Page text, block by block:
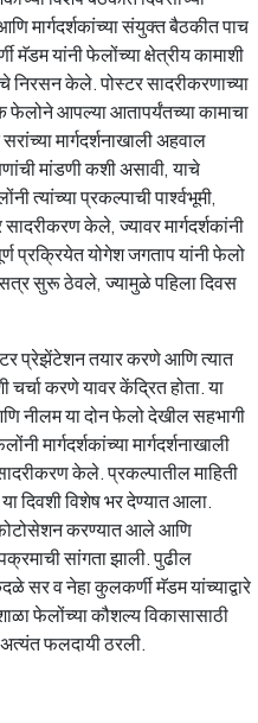
मार्गदर्शकांच्या संयुक्त बैठकीत पाच
यांनी फेलोंच्या क्षेत्रीय कामाशी
केले. पोस्टर सादरीकरणाच्या
फेलोने आपल्या आतापर्यंतच्या कामाचा
मार्गदर्शनाखाली अहवाल
मांडणी कशी असावी, याचे
त्यांच्या प्रकल्पाची पार्श्वभूमी,
केले, ज्यावर मार्गदर्शकांनी
प्रक्रियेत योगेश जगताप यांनी फेलो
सुरू ठेवले, ज्यामुळे पहिला दिवस
प्रेझेंटेशन तयार करणे आणि त्यात
चर्चा करणे यावर केंद्रित होता. या
नीलम या दोन फेलो देखील सहभागी
मार्गदर्शकांच्या मार्गदर्शनाखाली
केले. प्रकल्पातील माहिती
दिवशी विशेष भर देण्यात आला.
फोटोसेशन करण्यात आले आणि
सांगता झाली. पुढील
सर व नेहा कुलकर्णी मॅडम यांच्याद्वारे
फेलोंच्या कौशल्य विकासासाठी
अत्यंत फलदायी ठरली.